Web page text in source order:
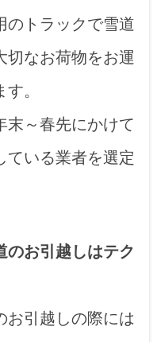
のトラックで雪道
切なお荷物をお運
。
末～春先にかけて
ている業者を選定
のお引越しはテク
お引越しの際には